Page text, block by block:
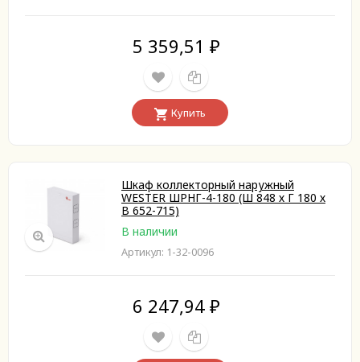
5 359,51 ₽
Купить
Шкаф коллекторный наружный
WESTER ШРНГ-4-180 (Ш 848 х Г 180 х
В 652-715)
В наличии
Артикул: 1-32-0096
6 247,94 ₽